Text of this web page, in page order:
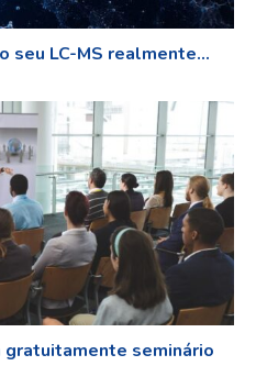
seu LC-MS realmente...
gratuitamente seminário